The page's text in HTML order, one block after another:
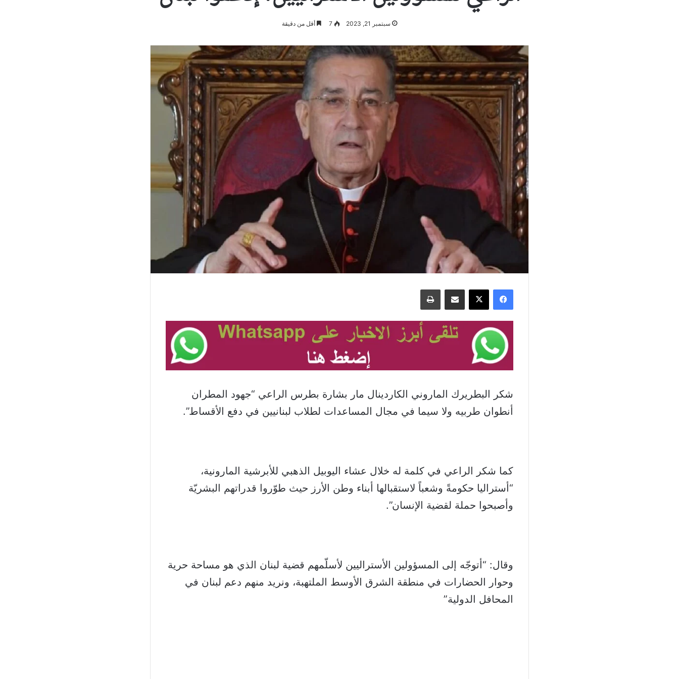
سبتمبر 21, 2023 7 أقل من دقيقة
فيسبوك ‫X مشاركة عبر البريد طباعة
شكر البطريرك الماروني الكاردينال مار بشارة بطرس الراعي “جهود المطران
أنطوان طربيه ولا سيما في مجال المساعدات لطلاب لبنانيين في دفع الأقساط”.
كما شكر الراعي في كلمة له خلال عشاء اليوبيل الذهبي للأبرشية المارونية،
“أستراليا حكومةً وشعباً لاستقبالها أبناء وطن الأرز حيث طوّروا قدراتهم البشريّة
وأصبحوا حملة لقضية الإنسان”.
وقال: “أتوجّه إلى المسؤولين الأستراليين لأسلّمهم قضية لبنان الذي هو مساحة حرية
وحوار الحضارات في منطقة الشرق الأوسط الملتهبة، ونريد منهم دعم لبنان في
المحافل الدولية”